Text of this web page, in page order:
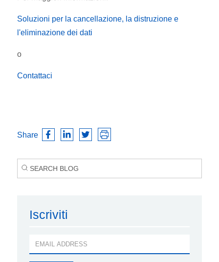
Soluzioni per la cancellazione, la distruzione e
l'eliminazione dei dati
o
Contattaci
Share
Iscriviti